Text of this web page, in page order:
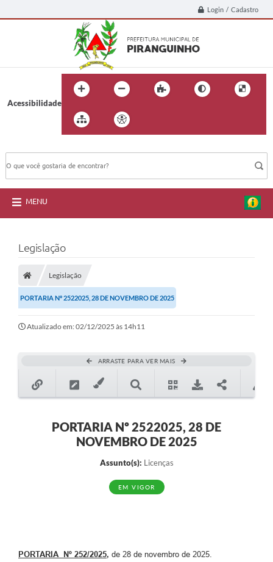
Login / Cadastro
Acessibilidade
MENU
Legislação
Legislação
PORTARIA Nº 2522025, 28 DE NOVEMBRO DE 2025
Atualizado em: 02/12/2025 às 14h11
ARRASTE PARA VER MAIS
PORTARIA Nº 2522025, 28 DE
NOVEMBRO DE 2025
Assunto(s): Licenças
EM VIGOR
PORTARIA Nº 252/2025, de 28 de novembro de 2025.